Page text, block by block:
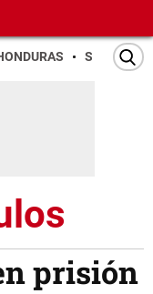
SAN PEDRO
prisión